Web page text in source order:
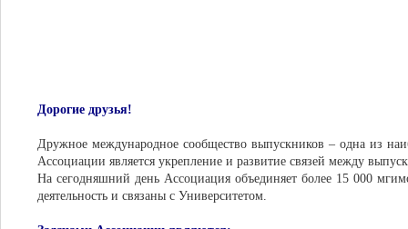
Дорогие друзья!
Дружное международное сообщество выпускников – одна из
Ассоциации является укрепление и развитие связей между
На сегодняшний день Ассоциация объединяет более 15 000
деятельность и связаны с Университетом.